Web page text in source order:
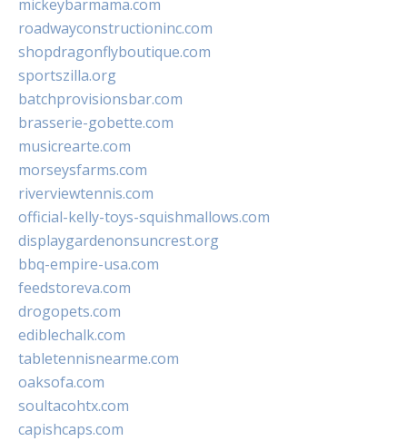
mickeybarmama.com
roadwayconstructioninc.com
shopdragonflyboutique.com
sportszilla.org
batchprovisionsbar.com
brasserie-gobette.com
musicrearte.com
morseysfarms.com
riverviewtennis.com
official-kelly-toys-squishmallows.com
displaygardenonsuncrest.org
bbq-empire-usa.com
feedstoreva.com
drogopets.com
ediblechalk.com
tabletennisnearme.com
oaksofa.com
soultacohtx.com
capishcaps.com